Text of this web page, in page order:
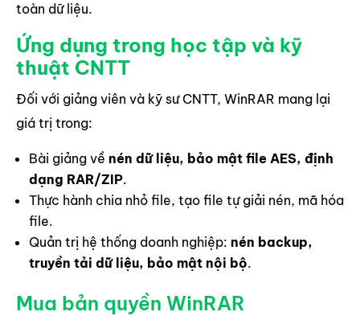
toàn dữ liệu.
Ứng dụng trong học tập và kỹ
thuật CNTT
Đối với giảng viên và kỹ sư CNTT, WinRAR mang lại
giá trị trong:
Bài giảng về nén dữ liệu, bảo mật file AES, định
dạng RAR/ZIP.
Thực hành chia nhỏ file, tạo file tự giải nén, mã hóa
file.
Quản trị hệ thống doanh nghiệp: nén backup,
truyền tải dữ liệu, bảo mật nội bộ.
Mua bản quyền WinRAR